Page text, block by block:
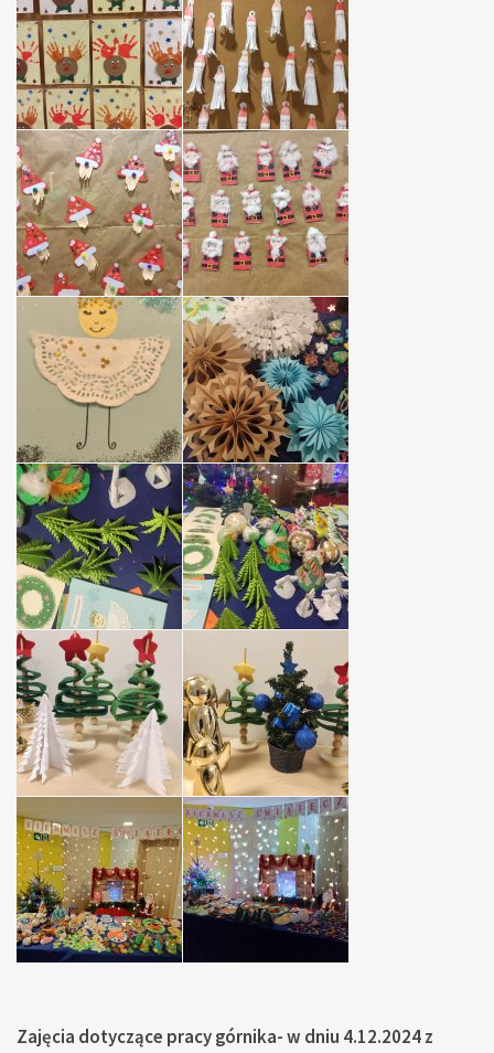
Zajęcia dotyczące pracy górnika- w dniu 4.12.2024 z